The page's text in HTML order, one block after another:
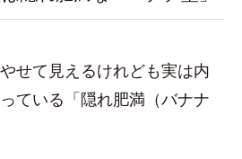
せて見えるけれども実は内
ている「隠れ肥満（バナナ